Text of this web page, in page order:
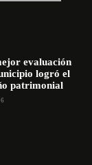
evaluación
logró el
patrimonial